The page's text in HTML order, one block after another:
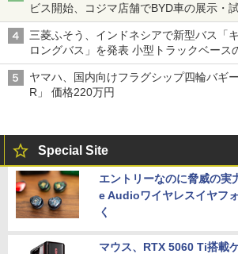
ビス開始、コジマ店舗でBYD車の展示・
三菱ふそう、インドネシアで新型バス「
ロングバス」を発表 小型トラックベース
バス
ヤマハ、国内向けフラグシップ四輪バギ
R」 価格220万円
Special Site
エントリーなのに脅威の
e Audioワイヤレスイヤフ
く
マウス、RTX 5060 Ti搭載